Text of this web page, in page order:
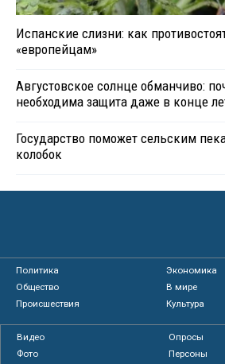
Испанские слизни: как
«европейцам»
Августовское солнце обманчиво:
необходима защита даже в конце
Государство поможет сельским
колобок
Политика
Экономика
Общество
В мире
Происшествия
Культура
Видео
Опросы
Фото
Персоны